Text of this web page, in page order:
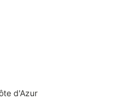
d'Azur